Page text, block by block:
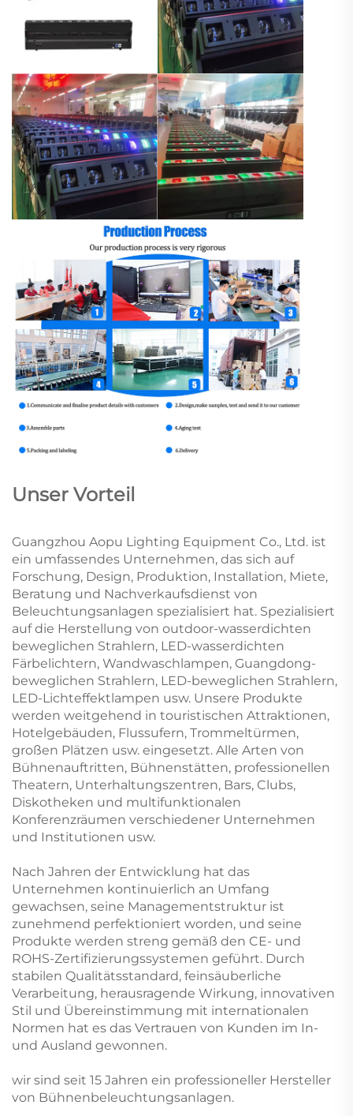
Unser Vorteil
Guangzhou Aopu Lighting Equipment Co., Ltd. ist
ein umfassendes Unternehmen, das sich auf
Forschung, Design, Produktion, Installation, Miete,
Beratung und Nachverkaufsdienst von
Beleuchtungsanlagen spezialisiert hat. Spezialisiert
auf die Herstellung von outdoor-wasserdichten
beweglichen Strahlern, LED-wasserdichten
Färbelichtern, Wandwaschlampen, Guangdong-
beweglichen Strahlern, LED-beweglichen Strahlern,
LED-Lichteffektlampen usw. Unsere Produkte
werden weitgehend in touristischen Attraktionen,
Hotelgebäuden, Flussufern, Trommeltürmen,
großen Plätzen usw. eingesetzt. Alle Arten von
Bühnenauftritten, Bühnenstätten, professionellen
Theatern, Unterhaltungszentren, Bars, Clubs,
Diskotheken und multifunktionalen
Konferenzräumen verschiedener Unternehmen
und Institutionen usw.
Nach Jahren der Entwicklung hat das
Unternehmen kontinuierlich an Umfang
gewachsen, seine Managementstruktur ist
zunehmend perfektioniert worden, und seine
Produkte werden streng gemäß den CE- und
ROHS-Zertifizierungssystemen geführt. Durch
stabilen Qualitätsstandard, feinsäuberliche
Verarbeitung, herausragende Wirkung, innovativen
Stil und Übereinstimmung mit internationalen
Normen hat es das Vertrauen von Kunden im In-
und Ausland gewonnen.
wir sind seit 15 Jahren ein professioneller Hersteller
von Bühnenbeleuchtungsanlagen.